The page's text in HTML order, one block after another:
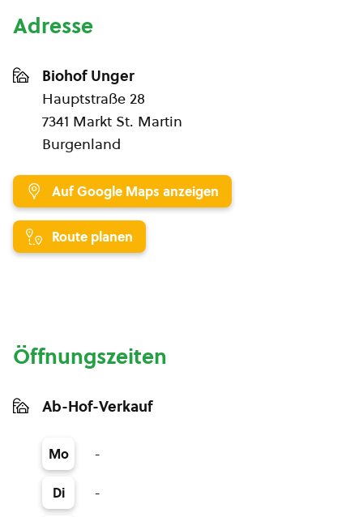
Adresse
Biohof Unger
Hauptstraße 28
7341 Markt St. Martin
Burgenland
Auf Google Maps anzeigen
Route planen
Öffnungszeiten
Ab-Hof-Verkauf
Mo -
Di -